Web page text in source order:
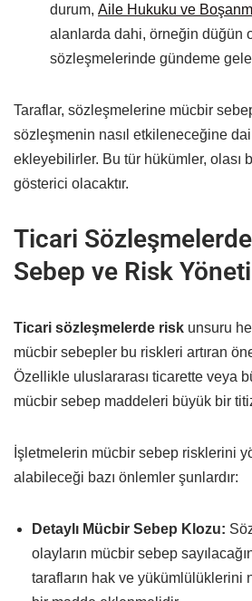
durum, Aile Hukuku ve
alanlarda dahi, örneğin düğün
sözleşmelerinde gündeme
Taraflar, sözleşmelerine mücbir
sözleşmenin nasıl etkileneceğine
ekleyebilirler. Bu tür hükümler, olası
gösterici olacaktır.
Ticari
Sebep ve Risk
Ticari sözleşmelerde risk unsuru
mücbir sebepler bu riskleri artıran
Özellikle uluslararası ticarette veya
mücbir sebep maddeleri büyük bir
İşletmelerin mücbir sebep risklerini
alabileceği bazı önlemler şunlardır:
Detaylı Mücbir Sebep Klozu:
olayların mücbir sebep
tarafların hak ve yükümlülüklerini